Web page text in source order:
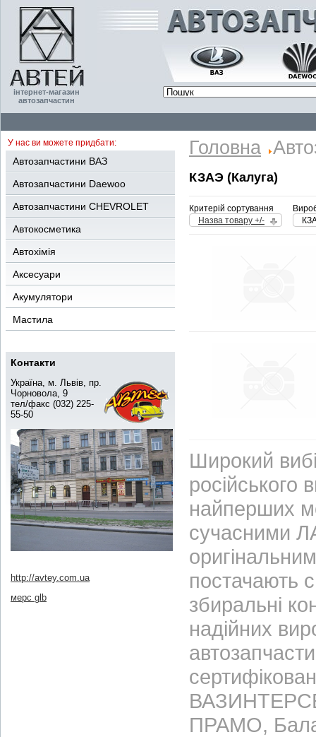
інтернет-магазин
автозапчастин
У нас ви можете придбати:
Автозапчастини ВАЗ
Автозапчастини Daewoo
Автозапчастини CHEVROLET
Автокосметика
Автохімія
Аксесуари
Акумулятори
Мастила
Контакти
Україна, м. Львів, пр.
Чорновола, 9
тел/факс (032) 225-
55-50
http://avtey.com.ua
мерс glb
Головна
КЗАЭ (Калуга)
Критерій сортування
Назва товару +/-
Широкий
найперших
сучасними
постачають
збиральні
надійних
ПРАМО,